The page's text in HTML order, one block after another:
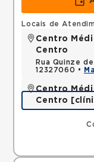
Locais de
Centro
Centro
Rua Quinze
12327060 •
Centro
Centro
Rua Quinze